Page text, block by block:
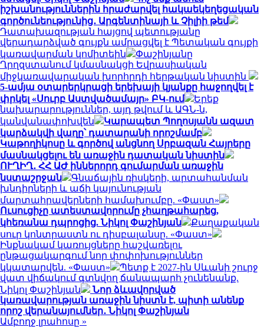
իշխանություններին հրաժարվել հակաեկեղեցական
գործունեությունից․ Արգենտինայի և Չիլիի թեմ
Դատախազության հայցով պետությանը
վերադարձված գույքն ամրացվել է Պետական գույքի
կառավարման կոմիտեին
Փաշինյանը
Ղրղզստանում կմասնակցի Եվրասիական
միջկառավարական խորհրդի հերթական նիստին
5-ամյա օտարերկրացի երեխայի կյանքը հաջողվել է
փրկել «Սուրբ Աստվածամայր» ԲԿ-ում
Երեք
նախարարություններ, այդ թվում և ԱԳՆ-ն,
կանվանափոխվեն
Կարապետ Պողոսյանն ազատ
կարձակվի վաղը՝ դատարանի որոշմամբ
Կաթողիկոսը և գործով անցնող Սրբազան Հայրերը
մասնակցելու են առաջին դատական նիստին
ՈՒՂԻՂ․ ՀՀ ԱԺ իններորդ գումարման առաջին
նստաշրջան
Գնաճային ռիսկերի, արտահանման
խնդիրների և աճի կայունության
մարտահրավերների համախումբը. «Փաստ»
Ուսուցիչը ատեստավորումը չհաղթահարեց,
կհեռանա դպրոցից. Նիկոլ Փաշինյան
Քաղաքական
սուր կոնտրաստն ու դիսբալանսը. «Փաստ»
Ինքնակամ կառույցները հաշվառելու
ընթացակարգում նոր փոփոխություններ
կկատարվեն. «Փաստ»
Պետք է 2027-ին Սևանի շուրջ
վատ վիճակում գտնվող ճանապարհ չունենանք.
Նիկոլ Փաշինյան
Նոր ձևավորված
կառավարության առաջին նիստն է, պիտի անենք
որոշ վերանայումներ․ Նիկոլ Փաշինյան
Ամբողջ լրահոսը »